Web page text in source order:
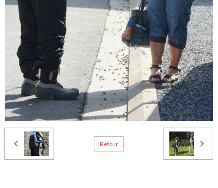
Retour